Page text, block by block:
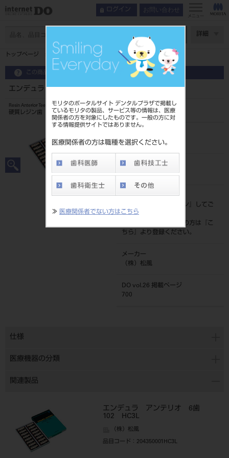
モリタのポータルサイト デンタルプラザで掲載し
ているモリタの製品、サービス等の情報は、医療
関係者の方を対象にしたものです。一般の方に対
する情報提供サイトではありません。
医療関係者の方は職種を選択ください。
≫ 医療関係者でない方はこちら
ログイン お問い合わせ
メニュー
詳細
トップページ エンデュラ アンテリオ 6歯 108 HS4L
この商品に関するお問い合わせ
エンデュラ アンテリオ 6歯 108 HS4L
Resin Anterior Teeth
硬質レジン歯
204350004HS4L
JAN/EANコード
標準価格
ログイン
』してご
覧ください。
ネット会員登録がまだの方は『
こ
ちら
』より登録ください。
メーカー
（株）松風
DO vol.26 掲載ページ
700
仕様
医療機器の分類
関連製品
エンデュラ アンテリオ 6歯
102 HC3L
（株）松風
品目コード ：204350001HC3L